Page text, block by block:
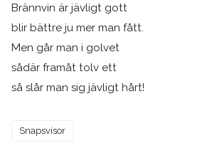
Brännvin är jävligt gott
blir bättre ju mer man fått.
Men går man i golvet
sådär framåt tolv ett
så slår man sig jävligt hårt!
Snapsvisor